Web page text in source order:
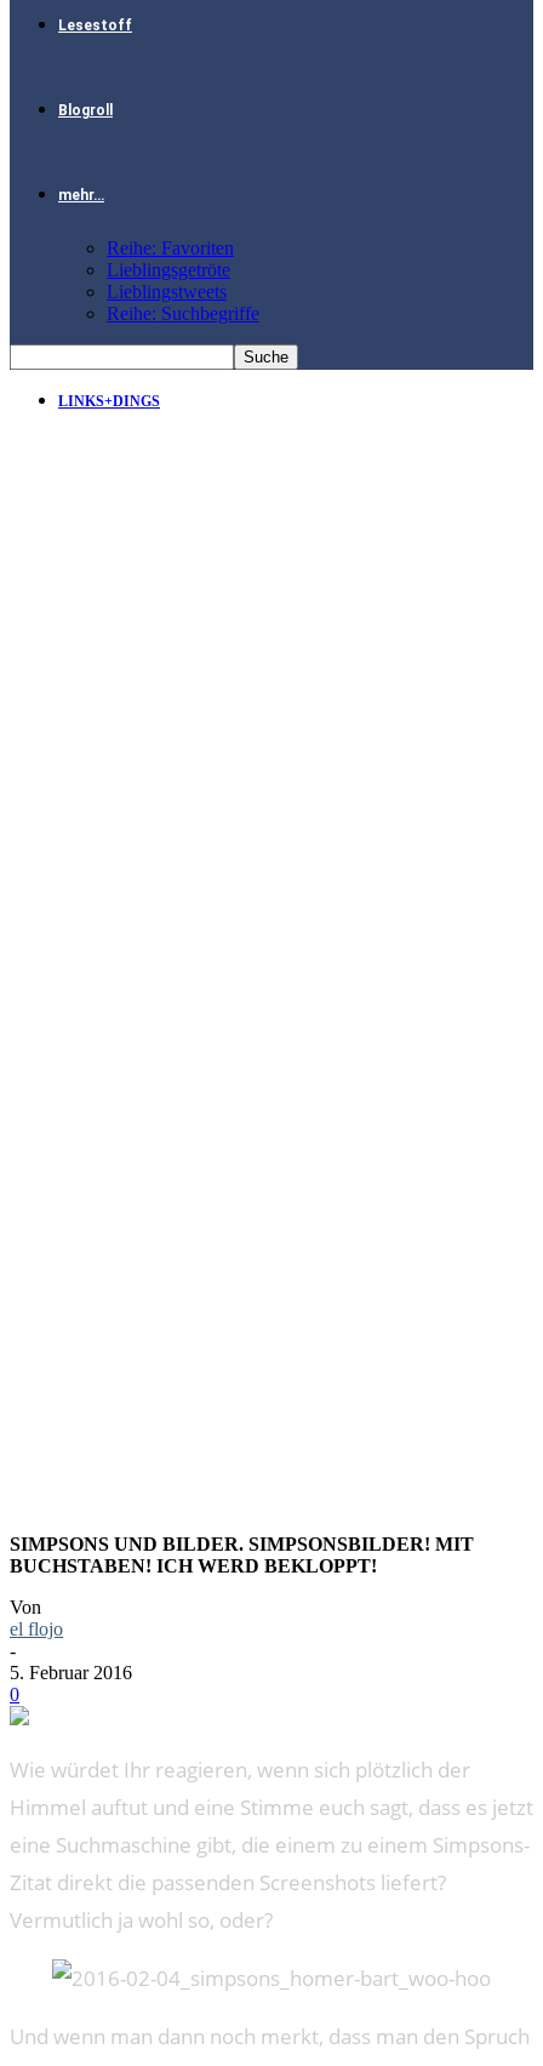
Lesestoff
Blogroll
mehr…
Reihe: Favoriten
Lieblingsgetröte
Lieblingstweets
Reihe: Suchbegriffe
LINKS+DINGS
SIMPSONS UND BILDER. SIMPSONSBILDER! MIT
BUCHSTABEN! ICH WERD BEKLOPPT!
Von
el flojo
-
5. Februar 2016
0
Wie würdet Ihr reagieren, wenn sich plötzlich der
Himmel auftut und eine Stimme euch sagt, dass es jetzt
eine Suchmaschine gibt, die einem zu einem Simpsons-
Zitat direkt die passenden Screenshots liefert?
Vermutlich ja wohl so, oder?
Und wenn man dann noch merkt, dass man den Spruch